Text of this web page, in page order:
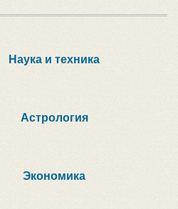
Наука и техника
Астрология
Экономика